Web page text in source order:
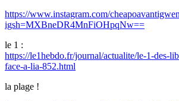
https://www.instagram.com/
igsh=MXBneDR4MnFiOHpqNw==
le 1 :
https://le1hebdo.fr/journal/actualite/le-1-des-
face-a-lia-852.html
la plage !